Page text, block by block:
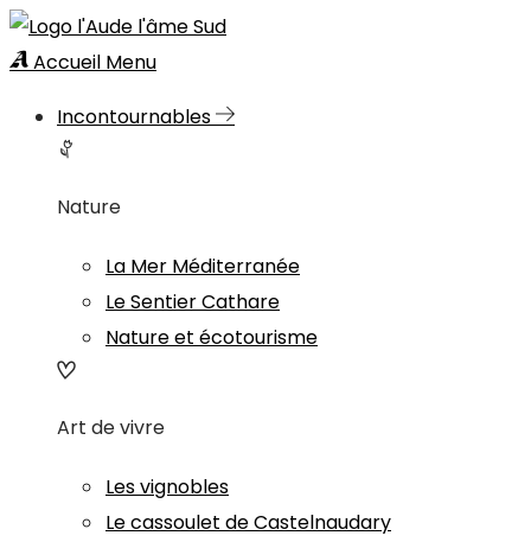
Accueil Menu
Incontournables
Nature
La Mer Méditerranée
Le Sentier Cathare
Nature et écotourisme
Art de vivre
Les vignobles
Le cassoulet de Castelnaudary